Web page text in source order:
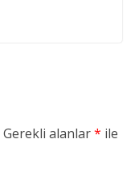
Gerekli alanlar* ile